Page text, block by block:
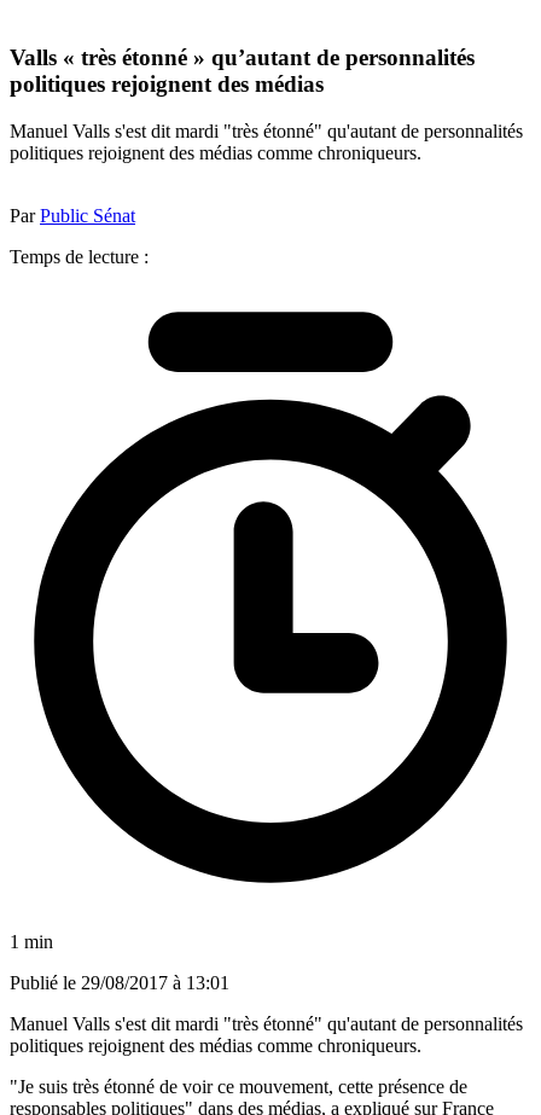
Valls « très étonné » qu’autant de personnalités
politiques rejoignent des médias
Manuel Valls s'est dit mardi "très étonné" qu'autant de personnalités
politiques rejoignent des médias comme chroniqueurs.
ParPublic Sénat
Temps de lecture :
1 min
Publié le 29/08/2017 à 13:01
Manuel Valls s'est dit mardi "très étonné" qu'autant de personnalités
politiques rejoignent des médias comme chroniqueurs.
"Je suis très étonné de voir ce mouvement, cette présence de
responsables politiques" dans des médias, a expliqué sur France